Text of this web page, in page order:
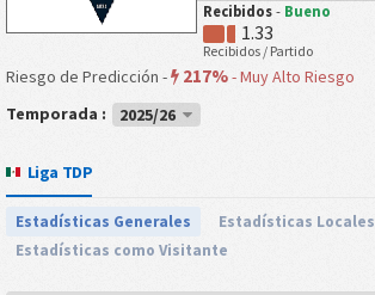
Recibidos - Bueno
1.33
Recibidos / Partido
Riesgo de Predicción - 217%-Muy Alto Riesgo
Temporada :
2025/26
Liga TDP
Estadísticas Generales
Estadísticas Locales
Estadísticas como Visitante